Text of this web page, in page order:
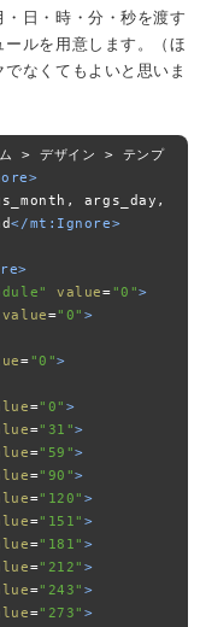
日・時・分・秒を渡す
ルを用意します。（ほ
なくてもよいと思いま
> デザイン > テンプ
args_day,
</mt:Ignore>
value= "0">
value="0" >
= "0">
="0" >
="31">
="59">
="90">
="120" >
="151" >
="181" >
="212" >
="243" >
="273" >